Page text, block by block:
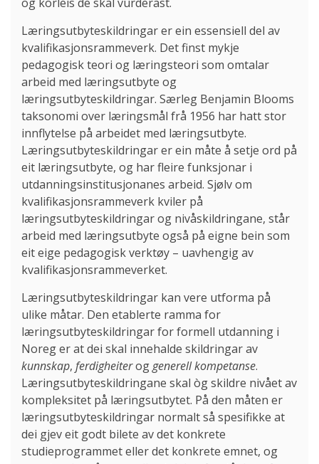
Læringsutbyteskildringar er ein essensiell del av
kvalifikasjonsrammeverk. Det finst mykje
pedagogisk teori og læringsteori som omtalar
arbeid med læringsutbyte og
læringsutbyteskildringar. Særleg Benjamin Blooms
taksonomi over læringsmål frå 1956 har hatt stor
innflytelse på arbeidet med læringsutbyte.
Læringsutbyteskildringar er ein måte å setje ord på
eit læringsutbyte, og har fleire funksjonar i
utdanningsinstitusjonanes arbeid. Sjølv om
kvalifikasjonsrammeverk kviler på
læringsutbyteskildringar og nivåskildringane, står
arbeid med læringsutbyte også på eigne bein som
eit eige pedagogisk verktøy – uavhengig av
kvalifikasjonsrammeverket.
Læringsutbyteskildringar kan vere utforma på
ulike måtar. Den etablerte ramma for
læringsutbyteskildringar for formell utdanning i
Noreg er at dei skal innehalde skildringar av
kunnskap, ferdigheiteroggenerell kompetanse.
Læringsutbyteskildringane skal òg skildre nivået av
kompleksitet på læringsutbytet. På den måten er
læringsutbyteskildringar normalt så spesifikke at
dei gjev eit godt bilete av det konkrete
studieprogrammet eller det konkrete emnet, og